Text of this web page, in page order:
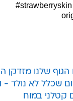
#strawberryskin
שכלל לא נולד
קטלני במוח